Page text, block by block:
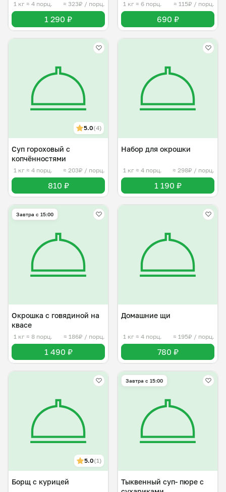
1 кг ≈ 4 порц. ≈ 323₽ / порц.
1 290 ₽
1 кг ≈ 6 порц. ≈ 115₽ / порц.
690 ₽
5.0(4)
Суп гороховый с
копчëнностями
1 кг ≈ 4 порц. ≈ 203₽ / порц.
810 ₽
Набор для окрошки
1 кг ≈ 4 порц. ≈ 298₽ / порц.
1 190 ₽
Завтра c 15:00
Окрошка с говядиной на
квасе
1 кг ≈ 8 порц. ≈ 186₽ / порц.
1 490 ₽
Домашние щи
1 кг ≈ 4 порц. ≈ 195₽ / порц.
780 ₽
5.0(1)
Борщ с курицей
Завтра c 15:00
Тыквенный суп- пюре с